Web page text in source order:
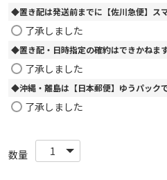
◆置き配は発送前までに【佐川急便】ス
了承しました
◆置き配・日時指定の確約はできかねま
了承しました
◆沖縄・離島は【日本郵便】ゆうパック
了承しました